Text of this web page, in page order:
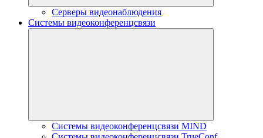
Серверы видеонаблюдения
Системы видеоконференцсвязи
Системы видеоконференцсвязи MIND